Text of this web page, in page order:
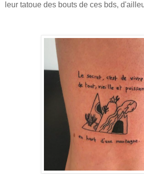
leur tatoue des bouts de ces bds,